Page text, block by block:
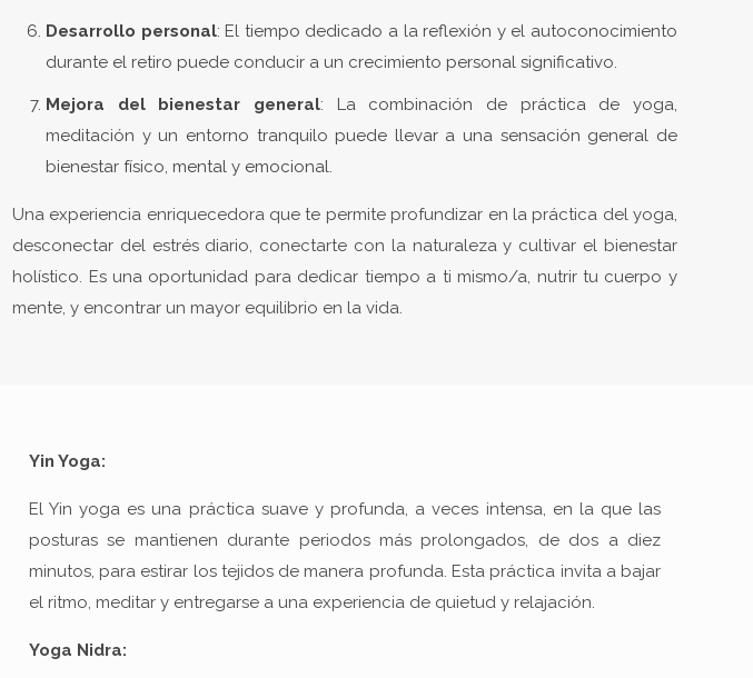
Desarrollo personal: El tiempo dedicado a la reflexión y el autoconocimiento
durante el retiro puede conducir a un crecimiento personal significativo.
Mejora del bienestar general: La combinación de práctica de yoga,
meditación y un entorno tranquilo puede llevar a una sensación general de
bienestar físico, mental y emocional.
Una experiencia enriquecedora que te permite profundizar en la práctica del yoga,
desconectar del estrés diario, conectarte con la naturaleza y cultivar el bienestar
holístico. Es una oportunidad para dedicar tiempo a ti mismo/a, nutrir tu cuerpo y
mente, y encontrar un mayor equilibrio en la vida.
Yin Yoga:
El Yin yoga es una práctica suave y profunda, a veces intensa, en la que las
posturas se mantienen durante periodos más prolongados, de dos a diez
minutos, para estirar los tejidos de manera profunda. Esta práctica invita a bajar
el ritmo, meditar y entregarse a una experiencia de quietud y relajación.
Yoga Nidra: